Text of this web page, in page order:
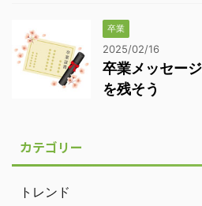
卒業
2025/02/16
卒業メッセー
を残そう
カテゴリー
トレンド